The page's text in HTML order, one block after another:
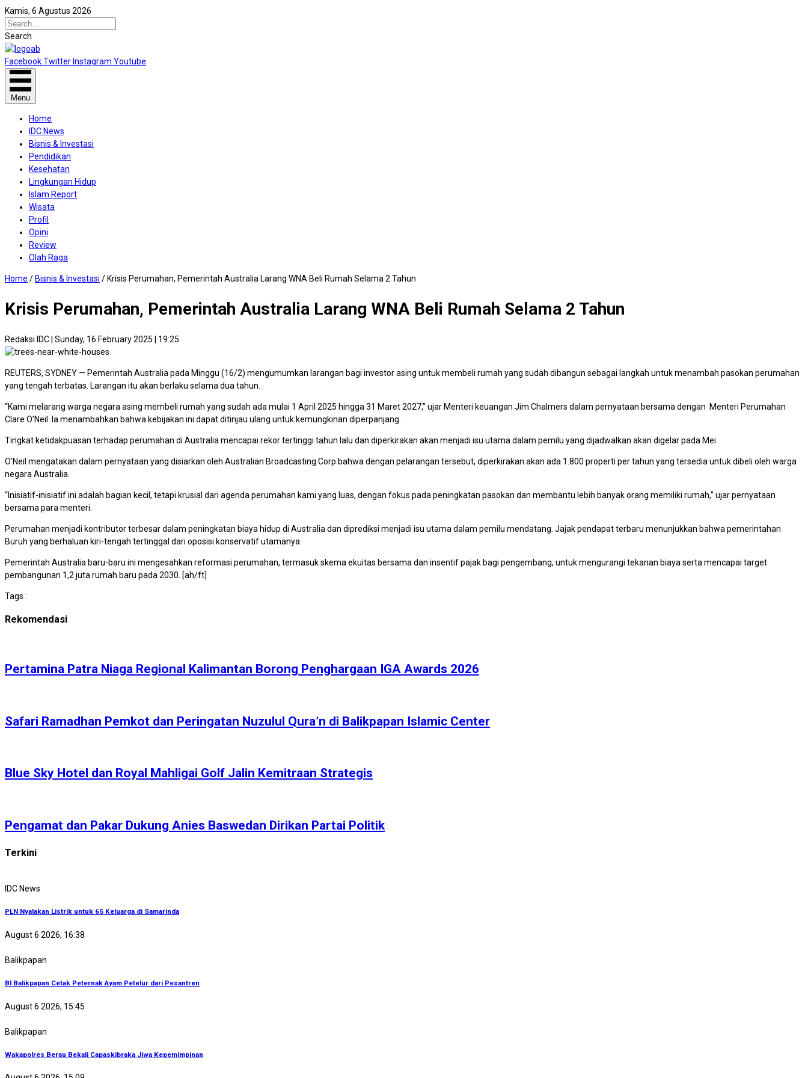
Kamis, 6 Agustus 2026
Search
FacebookTwitter Instagram Youtube
Menu
Home
IDC News
Bisnis & Investasi
Pendidikan
Kesehatan
Lingkungan Hidup
Islam Report
Wisata
Profil
Opini
Review
Olah Raga
Home / Bisnis & Investasi / Krisis Perumahan, Pemerintah Australia Larang WNA Beli Rumah Selama 2 Tahun
Krisis Perumahan, Pemerintah Australia Larang WNA Beli Rumah Selama 2 Tahun
Redaksi IDC| Sunday, 16 February 2025 | 19:25
REUTERS, SYDNEY — Pemerintah Australia pada Minggu (16/2) mengumumkan larangan bagi investor asing untuk membeli rumah yang sudah dibangun sebagai langkah untuk menambah pasokan perumahan
yang tengah terbatas. Larangan itu akan berlaku selama dua tahun.
“Kami melarang warga negara asing membeli rumah yang sudah ada mulai 1 April 2025 hingga 31 Maret 2027,” ujar Menteri keuangan Jim Chalmers dalam pernyataan bersama dengan Menteri Perumahan
Clare O’Neil. Ia menambahkan bahwa kebijakan ini dapat ditinjau ulang untuk kemungkinan diperpanjang.
Tingkat ketidakpuasan terhadap perumahan di Australia mencapai rekor tertinggi tahun lalu dan diperkirakan akan menjadi isu utama dalam pemilu yang dijadwalkan akan digelar pada Mei.
O’Neil mengatakan dalam pernyataan yang disiarkan oleh Australian Broadcasting Corp bahwa dengan pelarangan tersebut, diperkirakan akan ada 1.800 properti per tahun yang tersedia untuk dibeli oleh warga
negara Australia.
“Inisiatif-inisiatif ini adalah bagian kecil, tetapi krusial dari agenda perumahan kami yang luas, dengan fokus pada peningkatan pasokan dan membantu lebih banyak orang memiliki rumah,” ujar pernyataan
bersama para menteri.
Perumahan menjadi kontributor terbesar dalam peningkatan biaya hidup di Australia dan diprediksi menjadi isu utama dalam pemilu mendatang. Jajak pendapat terbaru menunjukkan bahwa pemerintahan
Buruh yang berhaluan kiri-tengah tertinggal dari oposisi konservatif utamanya.
Pemerintah Australia baru-baru ini mengesahkan reformasi perumahan, termasuk skema ekuitas bersama dan insentif pajak bagi pengembang, untuk mengurangi tekanan biaya serta mencapai target
pembangunan 1,2 juta rumah baru pada 2030. [ah/ft]
Tags :
Rekomendasi
Pertamina Patra Niaga Regional Kalimantan Borong Penghargaan IGA Awards 2026
Safari Ramadhan Pemkot dan Peringatan Nuzulul Qura’n di Balikpapan Islamic Center
Blue Sky Hotel dan Royal Mahligai Golf Jalin Kemitraan Strategis
Pengamat dan Pakar Dukung Anies Baswedan Dirikan Partai Politik
Terkini
IDC News
PLN Nyalakan Listrik untuk 65 Keluarga di Samarinda
August 6 2026, 16:38
Balikpapan
BI Balikpapan Cetak Peternak Ayam Petelur dari Pesantren
August 6 2026, 15:45
Balikpapan
Wakapolres Berau Bekali Capaskibraka Jiwa Kepemimpinan